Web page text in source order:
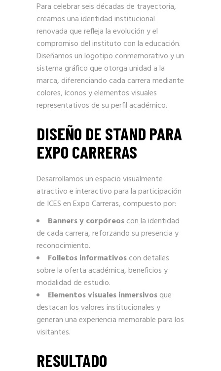
Para celebrar seis décadas de trayectoria,
creamos una identidad institucional
renovada que refleja la evolución y el
compromiso del instituto con la educación.
Diseñamos un logotipo conmemorativo y un
sistema gráfico que otorga unidad a la
marca, diferenciando cada carrera mediante
colores, íconos y elementos visuales
representativos de su perfil académico.
DISEÑO DE STAND PARA
EXPO CARRERAS
Desarrollamos un espacio visualmente
atractivo e interactivo para la participación
de ICES en Expo Carreras, compuesto por:
Banners y corpóreoscon la identidad
de cada carrera, reforzando su presencia y
reconocimiento.
Folletos informativoscon detalles
sobre la oferta académica, beneficios y
modalidad de estudio.
Elementos visuales inmersivosque
destacan los valores institucionales y
generan una experiencia memorable para los
visitantes.
RESULTADO